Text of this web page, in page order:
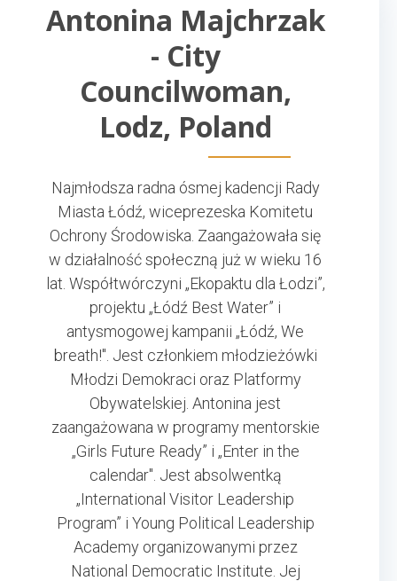
Antonina Majchrzak
- City
Councilwoman,
Lodz, Poland
Najmłodsza radna ósmej kadencji Rady
Miasta Łódź, wiceprezeska Komitetu
Ochrony Środowiska. Zaangażowała się
w działalność społeczną już w wieku 16
lat. Współtwórczyni „Ekopaktu dla Łodzi”,
projektu „Łódź Best Water” i
antysmogowej kampanii „Łódź, We
breath!". Jest członkiem młodzieżówki
Młodzi Demokraci oraz Platformy
Obywatelskiej. Antonina jest
zaangażowana w programy mentorskie
„Girls Future Ready” i „Enter in the
calendar". Jest absolwentką
„International Visitor Leadership
Program” i Young Political Leadership
Academy organizowanymi przez
National Democratic Institute. Jej